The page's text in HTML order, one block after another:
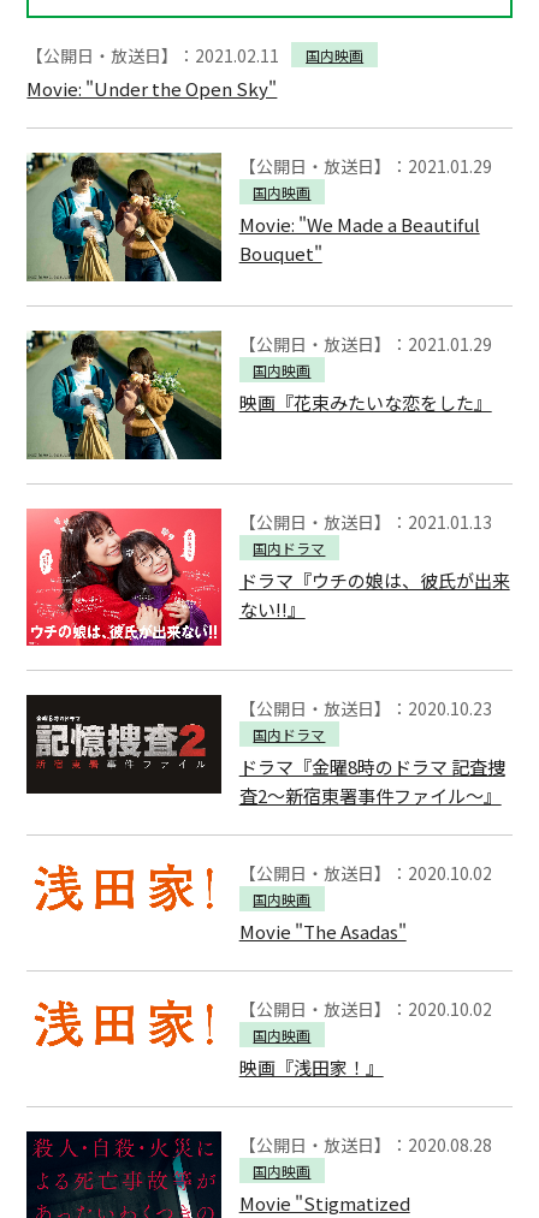
【公開日・放送日】：2021.02.11 国内映画
Movie: "Under the Open Sky"
【公開日・放送日】：2021.01.29
国内映画
Movie: "We Made a Beautiful
Bouquet"
【公開日・放送日】：2021.01.29
国内映画
映画『花束みたいな恋をした』
【公開日・放送日】：2021.01.13
国内ドラマ
ドラマ『ウチの娘は、彼氏が出来
ない!!』
【公開日・放送日】：2020.10.23
国内ドラマ
ドラマ『金曜8時のドラマ 記査捜
査2～新宿東署事件ファイル～』
【公開日・放送日】：2020.10.02
国内映画
Movie "The Asadas"
【公開日・放送日】：2020.10.02
国内映画
映画『浅田家！』
【公開日・放送日】：2020.08.28
国内映画
Movie "Stigmatized